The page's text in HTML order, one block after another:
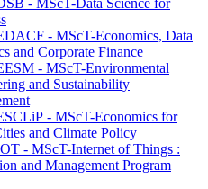
- MScT-Data Science for
- MScT-Economics, Data
and Corporate Finance
- MScT-Environmental
and Sustainability
- MScT-Economics for
and Climate Policy
- MScT-Internet of Things :
and Management Program